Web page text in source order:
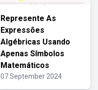
Represente As
Expressões
Algébricas Usando
Apenas Símbolos
Matemáticos
07 September 2024